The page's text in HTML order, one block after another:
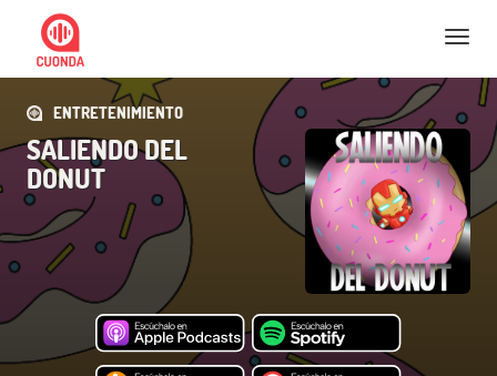
Nav
ENTRETENIMIENTO
SALIENDO DEL
DONUT